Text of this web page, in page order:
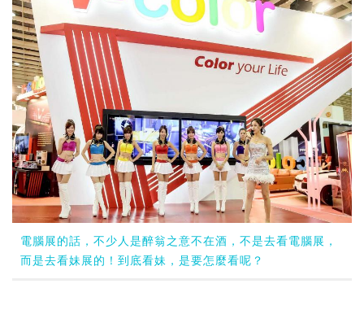
電腦展的話，不少人是醉翁之意不在酒，不是去看電腦展，
而是去看妹展的！到底看妹，是要怎麼看呢？